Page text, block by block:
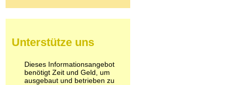
Pilze
Psychopharmaka
Schlafmittel
Schmerzmittel
Unterstütze uns
Dieses Informationsangebot
benötigt Zeit und Geld, um
ausgebaut und betrieben zu